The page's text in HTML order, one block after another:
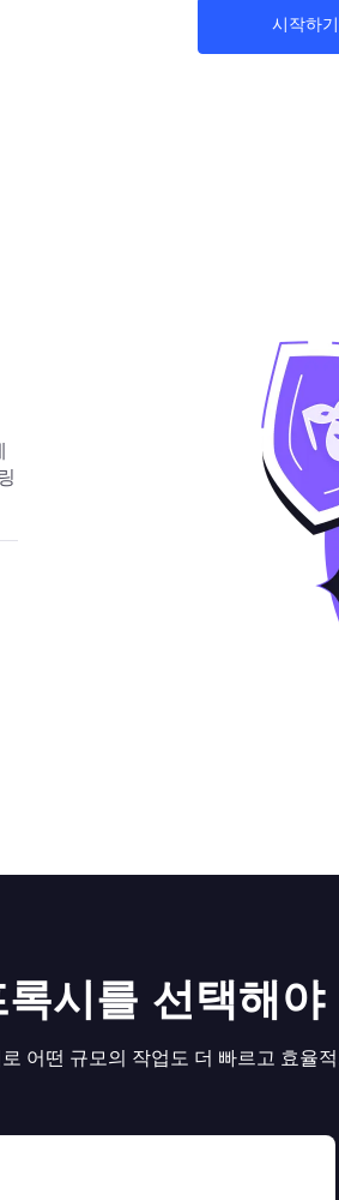
시작하기
시를 선택해야
어떤 규모의 작업도 더 빠르고 효율